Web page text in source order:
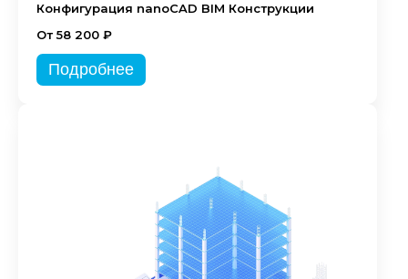
Конфигурация nanoCAD BIM Конструкции
От 58 200 ₽
Подробнее